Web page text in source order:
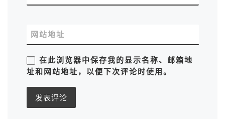
网站地址
在此浏览器中保存我的显示名称、邮箱地
址和网站地址，以便下次评论时使用。